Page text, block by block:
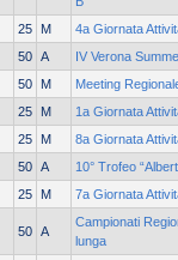
25 M
4a Giornata
50 A
IV Verona
50 M
Meeting
25 M
1a Giornata
25 M
8a Giornata
50 A
10° Trofeo
25 M 7a Giornata
50 A
Campionati
lunga